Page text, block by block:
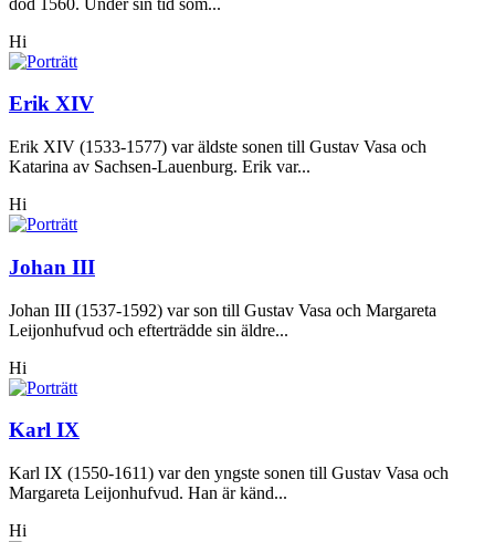
Hi
Erik XIV
Erik XIV (1533-1577) var äldste sonen till Gustav Vasa och
Katarina av Sachsen-Lauenburg. Erik var...
Hi
Johan III
Johan III (1537-1592) var son till Gustav Vasa och Margareta
Leijonhufvud och efterträdde sin äldre...
Hi
Karl IX
Karl IX (1550-1611) var den yngste sonen till Gustav Vasa och
Margareta Leijonhufvud. Han är känd...
Hi